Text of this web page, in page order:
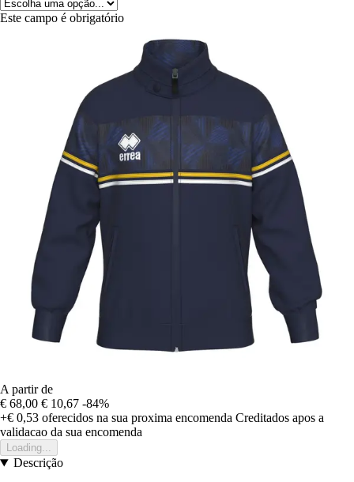
Este campo é obrigatório
A partir de
€ 68,00 € 10,67 -84%
+€ 0,53 oferecidos na sua proxima encomenda Creditados apos a
validacao da sua encomenda
Loading...
Descrição